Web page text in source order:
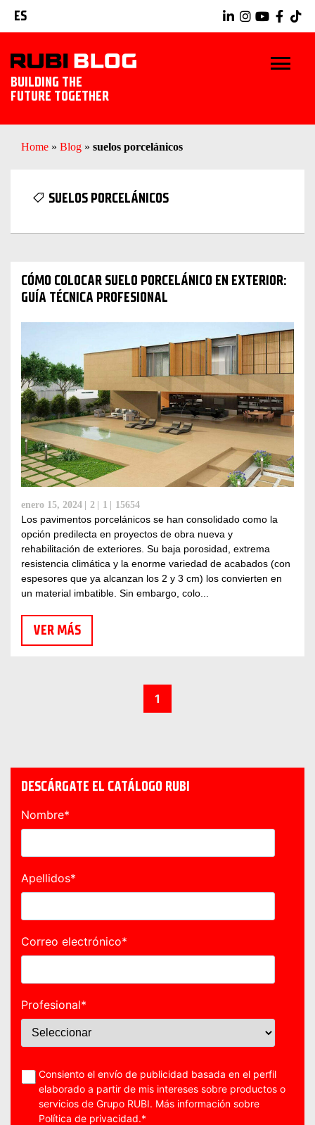
ES
BUILDING THE
FUTURE TOGETHER
INICIO
EXPLORAR RUBI
Home » Blog » suelos porcelánicos
SUELOS PORCELÁNICOS
CÓMO COLOCAR SUELO PORCELÁNICO EN EXTERIOR:
GUÍA TÉCNICA PROFESIONAL
enero 15, 2024 2 1 15654
Los pavimentos porcelánicos se han consolidado como la
opción predilecta en proyectos de obra nueva y
rehabilitación de exteriores. Su baja porosidad, extrema
resistencia climática y la enorme variedad de acabados (con
espesores que ya alcanzan los 2 y 3 cm) los convierten en
un material imbatible. Sin embargo, colo...
VER MÁS
1
DESCÁRGATE EL CATÁLOGO RUBI
Nombre*
Apellidos*
Correo electrónico*
Profesional*
Consiento el envío de publicidad basada en el perfil
elaborado a partir de mis intereses sobre productos o
servicios de Grupo RUBI. Más información sobre
Política de privacidad.*